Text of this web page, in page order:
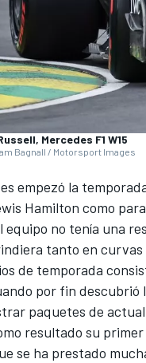
E
Mercedes F1 W15
Bagnall / Motorsport Images
empezó la
Hamilton como para
equipo no tenía una
tanto en
de temporada
por fin descubrió
paquetes de
resultado su
se ha prestado